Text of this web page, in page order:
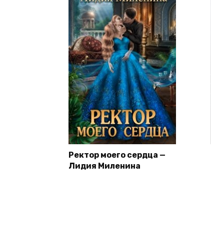
Ректор моего сердца —
Лидия Миленина